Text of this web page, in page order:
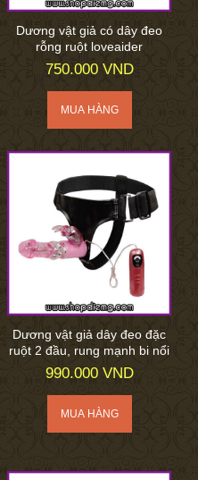
Dương vật giả có dây đeo
rỗng ruột loveaider
750.000 VND
Dương vật giả dây đeo đặc
ruột 2 đầu, rung mạnh bi nổi
990.000 VND